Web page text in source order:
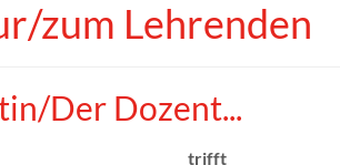
zum Lehrenden
Der Dozent...
trifft